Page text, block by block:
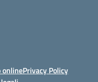
onlinePrivacy Policy